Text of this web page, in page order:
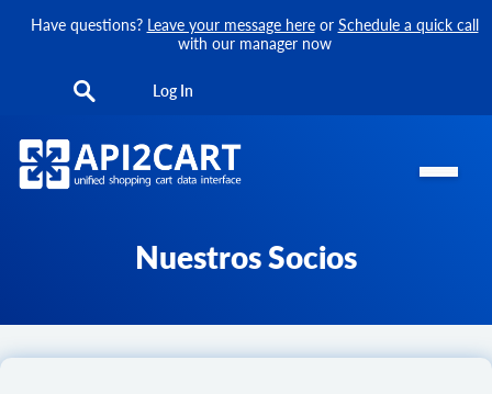
Have questions? Leave your message hereor Schedule a quick call
with our manager now
Log In
Nuestros Socios